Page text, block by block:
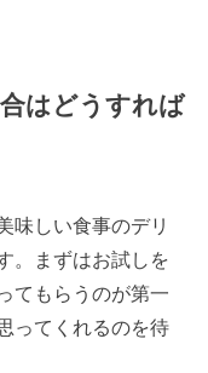
はどうすれば
味しい食事のデリ
。まずはお試しを
てもらうのが第一
ってくれるのを待